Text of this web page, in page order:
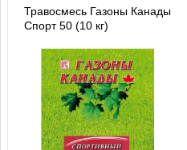
Травосмесь Газоны Канады
Спорт 50 (10 кг)